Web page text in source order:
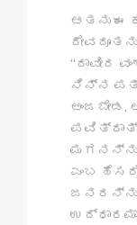
ಆತನು ಈ
“ದಾವೀದ
ನಿನ್ನ
ಮಗನನ್ನು
ಎಂಬ